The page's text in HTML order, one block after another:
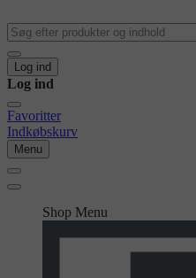
Log ind
Log ind
Favoritter
Indkøbskurv
Menu
Shop Menu